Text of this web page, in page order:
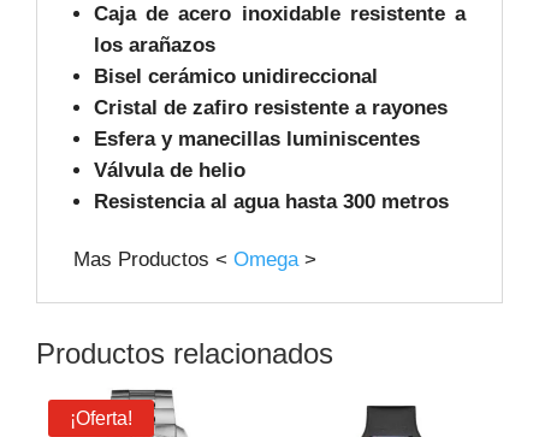
Caja de acero inoxidable resistente a
los arañazos
Bisel cerámico unidireccional
Cristal de zafiro resistente a rayones
Esfera y manecillas luminiscentes
Válvula de helio
Resistencia al agua hasta 300 metros
Mas Productos < Omega >
Productos relacionados
¡Oferta!